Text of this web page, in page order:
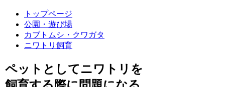
トップページ
公園・遊び場
カブトムシ・クワガタ
ニワトリ飼育
ペットとしてニワトリを